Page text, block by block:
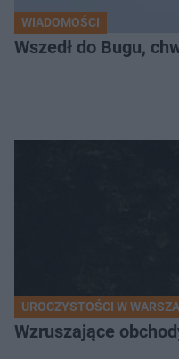
WIADOMOŚCI
Wszedł do Bugu,
UROCZYSTOŚCI W
Wzruszające